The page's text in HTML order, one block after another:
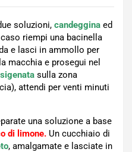
soluzioni, candeggina ed
riempi una bacinella
e lasci in ammollo per
macchia e prosegui nel
sulla zona
attendi per venti minuti
una soluzione a base
di limone. Un cucchiaio di
, amalgamate e lasciate in